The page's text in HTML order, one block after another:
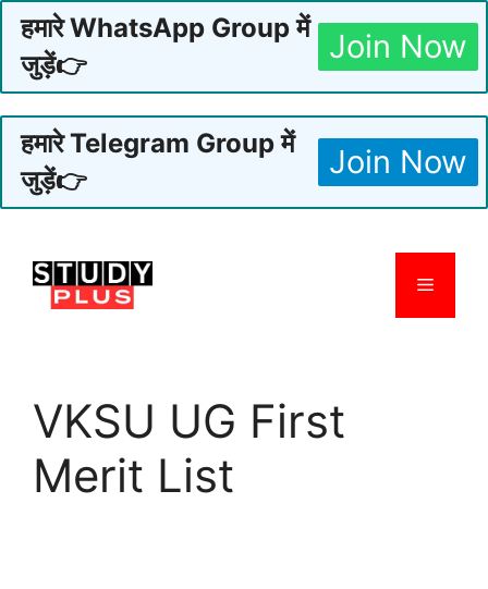
हमारे WhatsApp Group में
जुड़ें👉
Join Now
हमारे Telegram Group में
जुड़ें👉
Join Now
content
Menu
VKSU UG First
Merit List